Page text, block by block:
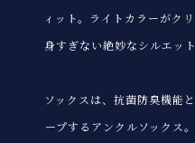
ィット。ライトカラーがク
身すぎない絶妙なシルエッ
ソックスは、抗菌防臭機能
ープするアンクルソックス